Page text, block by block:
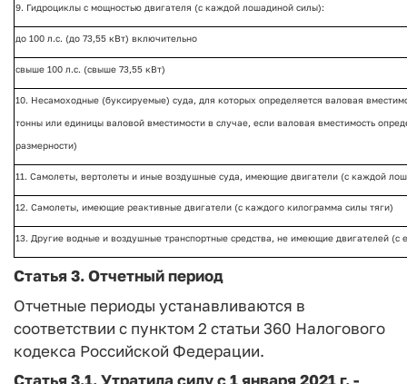
9. Гидроциклы с мощностью двигателя (с каждой лошадиной силы):
до 100 л.с. (до 73,55 кВт) включительно
свыше 100 л.с. (свыше 73,55 кВт)
10. Несамоходные (буксируемые) суда, для которых определяется валовая
тонны или единицы валовой вместимости в случае, если валовая вместимость
размерности)
11. Самолеты, вертолеты и иные воздушные суда, имеющие двигатели (с каждой
12. Самолеты, имеющие реактивные двигатели (с каждого килограмма силы тяги)
13. Другие водные и воздушные транспортные средства, не имеющие двигателей (с
Статья 3. Отчетный период
Отчетные периоды устанавливаются в
соответствии с пунктом 2 статьи 360 Налогового
кодекса Российской Федерации.
Статья 3.1. Утратила силу с 1 января 2021 г. -